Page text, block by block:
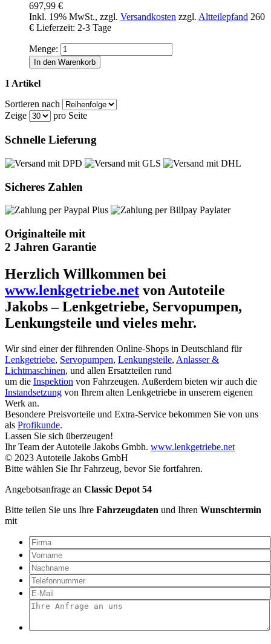
697,99 €
Inkl. 19% MwSt., zzgl. Versandkosten zzgl. Altteilepfand 260
€ Lieferzeit: 2-3 Tage
Menge:
In den Warenkorb
1 Artikel
Sortieren nach
Zeige
pro Seite
Schnelle Lieferung
Sicheres Zahlen
Originalteile mit
2 Jahren Garantie
Herzlich Willkommen bei
www.lenkgetriebe.net von Autoteile
Jakobs – Lenkgetriebe, Servopumpen,
Lenkungsteile und vieles mehr.
Wir sind einer der führenden Online-Shops in Deutschland für
Lenkgetriebe, Servopumpen, Lenkungsteile, Anlasser &
Lichtmaschinen, und allen Ersatzteilen rund
um die Inspektion von Fahrzeugen. Außerdem bieten wir auch die
Instandsetzung von Ihrem alten Lenkgetriebe in unserem eigenen
Werk an.
Besondere Preisvorteile und Extra-Service bekommen Sie von uns
als Profikunde.
Lassen Sie sich überzeugen!
Ihr Team der Autoteile Jakobs Gmbh. www.lenkgetriebe.net
© 2023 Autoteile Jakobs GmbH
Bitte wählen Sie Ihr Fahrzeug, bevor Sie fortfahren.
Angebotsanfrage an Classic Depot 54
Bitte teilen Sie uns Ihre Fahrzeugdaten und Ihren Wunschtermin
mit